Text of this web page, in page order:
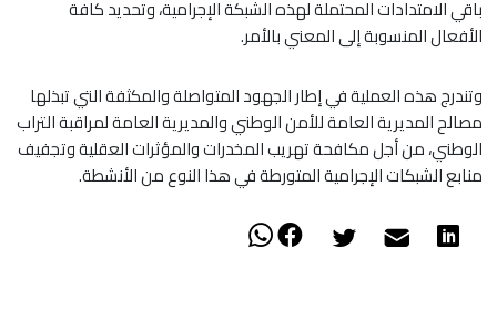
باقي الامتدادات المحتملة لهذه الشبكة الإجرامية، وتحديد كافة
الأفعال المنسوبة إلى المعني بالأمر.
وتندرج هذه العملية في إطار الجهود المتواصلة والمكثفة التي تبذلها
مصالح المديرية العامة للأمن الوطني والمديرية العامة لمراقبة التراب
الوطني، من أجل مكافحة تهريب المخدرات والمؤثرات العقلية وتجفيف
منابع الشبكات الإجرامية المتورطة في هذا النوع من الأنشطة.